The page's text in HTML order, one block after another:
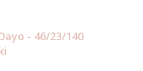
- 46/23/140